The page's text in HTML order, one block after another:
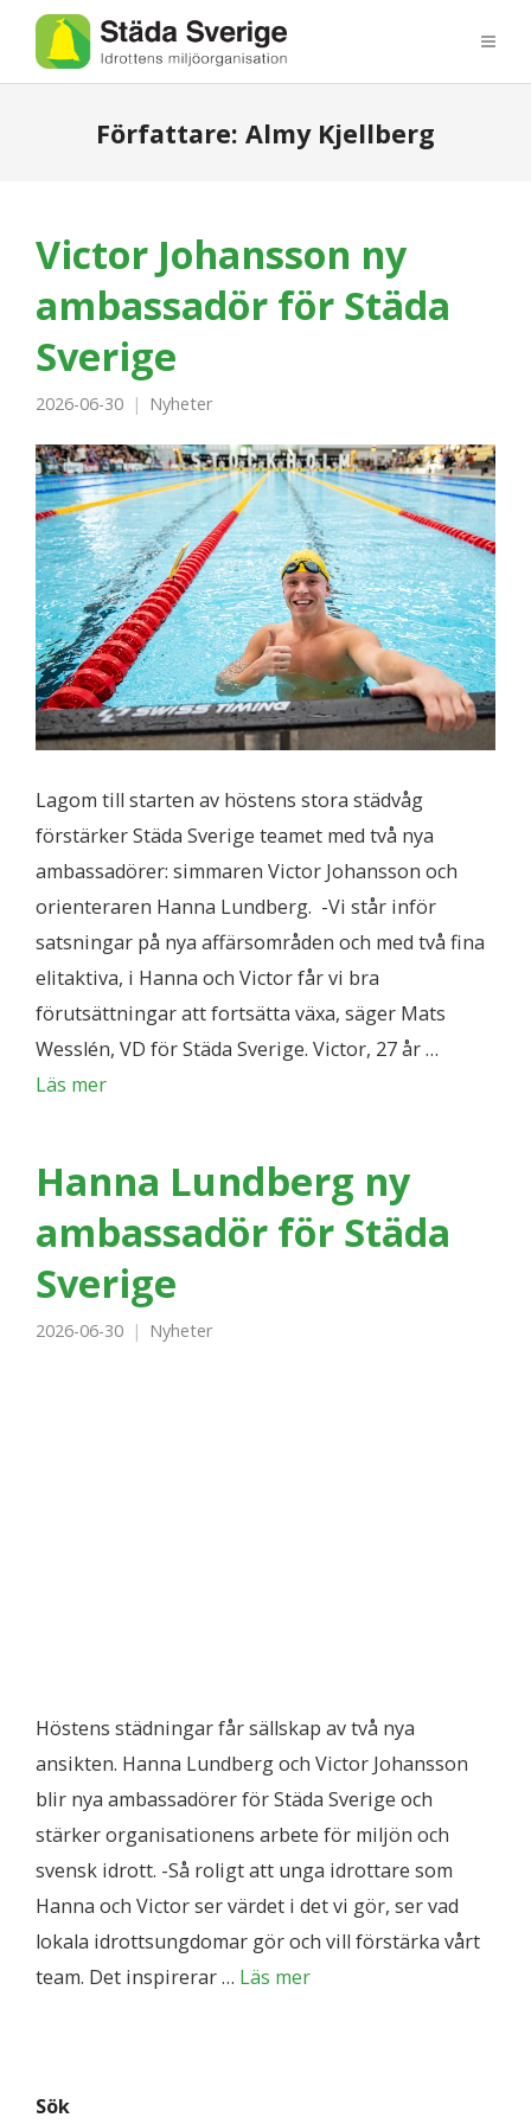
Författare: Almy Kjellberg
Victor Johansson ny
ambassadör för Städa
Sverige
2026-06-30 Nyheter
Lagom till starten av höstens stora städvåg
förstärker Städa Sverige teamet med två nya
ambassadörer: simmaren Victor Johansson och
orienteraren Hanna Lundberg. -Vi står inför
satsningar på nya affärsområden och med två fina
elitaktiva, i Hanna och Victor får vi bra
förutsättningar att fortsätta växa, säger Mats
Wesslén, VD för Städa Sverige. Victor, 27 år …
Läs mer
Hanna Lundberg ny
ambassadör för Städa
Sverige
2026-06-30 Nyheter
Höstens städningar får sällskap av två nya
ansikten. Hanna Lundberg och Victor Johansson
blir nya ambassadörer för Städa Sverige och
stärker organisationens arbete för miljön och
svensk idrott. -Så roligt att unga idrottare som
Hanna och Victor ser värdet i det vi gör, ser vad
lokala idrottsungdomar gör och vill förstärka vårt
team. Det inspirerar … Läs mer
Sök